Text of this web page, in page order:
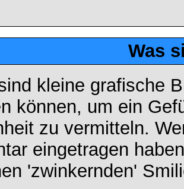
Was
kleine grafische
können, um ein
zu vermitteln.
eingetragen
'zwinkernden'